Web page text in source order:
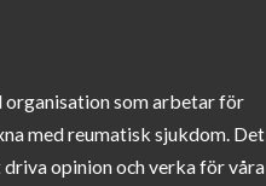
organisation som arbetar för
med reumatisk sjukdom. Det
opinion och verka för våra